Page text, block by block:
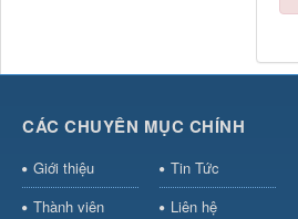
CÁC CHUYÊN MỤC CHÍNH
Giới thiệu
Tin Tức
Thành viên
Liên hệ